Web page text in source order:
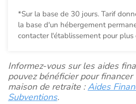
*Sur la base de 30 jours. Tarif
la base d'un hébergement
contacter l'établissement pour
Informez-vous sur les aides
pouvez bénéficier pour
maison de retraite :Aides
Subventions.